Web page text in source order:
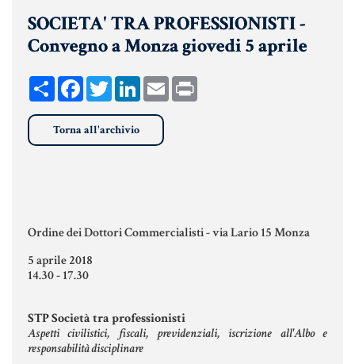
UNIONI CIVILI & CONVIVENZE
EREDITÀ & TESTAMENTO
TESTAMENTO DI VITA
Donazioni, Trust, Tutela del
DONAZIONI
PATTO DI FAMIGLIA
TUTELA DEL PATRIMONIO
SOCIETA' TRA PROFESSIONISTI -
Convegno a Monza giovedi 5 aprile
ShareFacebookTwitterLinkedInEmail
Torna all'archivio
Ordine dei Dottori Commercialisti - via Lario 15 Monza
5 aprile 2018
14.30 - 17.30
STP Società tra professionisti
Aspetti civilistici, fiscali, previdenziali, iscrizione all'Albo e
responsabilità disciplinare